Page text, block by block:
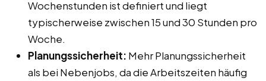
Wochenstunden ist definiert und liegt
typischerweise zwischen 15 und 30 Stunden pro
Woche.
Planungssicherheit: Mehr Planungssicherheit
als bei Nebenjobs, da die Arbeitszeiten häufig